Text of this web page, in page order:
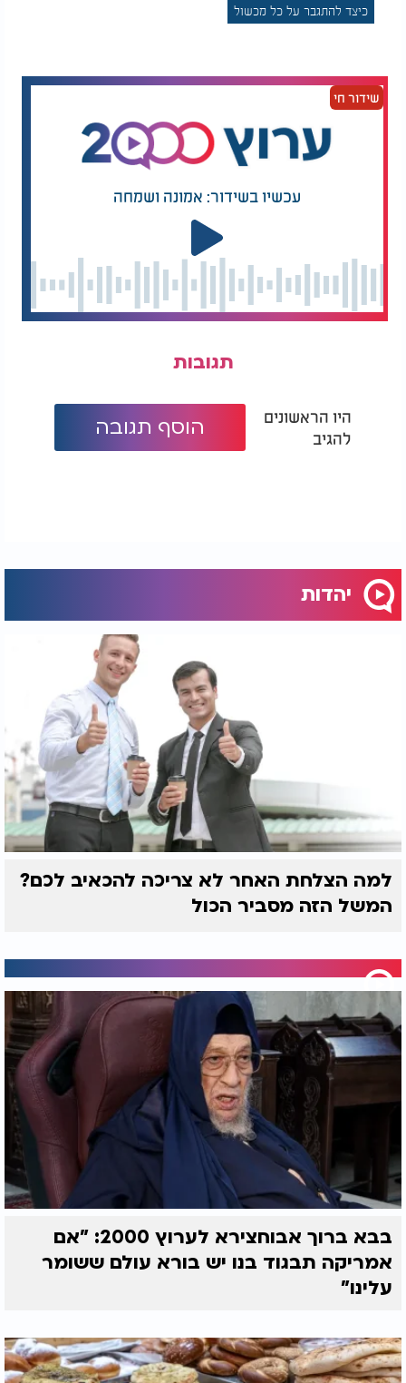
כיצד להתגבר על כל מכשול
שידור חי
עכשיו בשידור: אמונה ושמחה
תגובות
היו הראשונים
להגיב
הוסף תגובה
יהדות
למה הצלחת האחר לא צריכה להכאיב לכם?
המשל הזה מסביר הכול
בבא ברוך אבוחצירא לערוץ 2000: "אם
אמריקה תבגוד בנו יש בורא עולם ששומר
עלינו"